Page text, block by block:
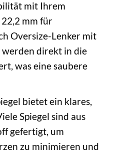
mit Ihrem
mm für
Oversize-Lenker mit
werden direkt in die
was eine saubere
bietet ein klares,
Spiegel sind aus
gefertigt, um
zu minimieren und